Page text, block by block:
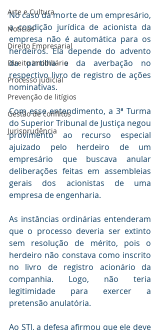
Arte e Cultura
Notícias
Direito Empresarial
Direito Imobiliário
Processo judicial
Prevenção de litígios
Gestāo de conflitos
Jurisprudência
No caso da morte de um empresário,
a condição jurídica de acionista da
empresa não é automática para os
herdeiros. Ela depende do advento
da partilha e da averbação no
respectivo livro de registro de ações
nominativas.
Com esse entendimento, a 3ª Turma
do Superior Tribunal de Justiça negou
provimento ao recurso especial
ajuizado pelo herdeiro de um
empresário que buscava anular
deliberações feitas em assembleias
gerais dos acionistas de uma
empresa de engenharia.
As instâncias ordinárias entenderam
que o processo deveria ser extinto
sem resolução de mérito, pois o
herdeiro não constava como inscrito
no livro de registro acionário da
companhia. Logo, não teria
legitimidade para exercer a
pretensão anulatória.
Ao STJ, a defesa afirmou que ele deve